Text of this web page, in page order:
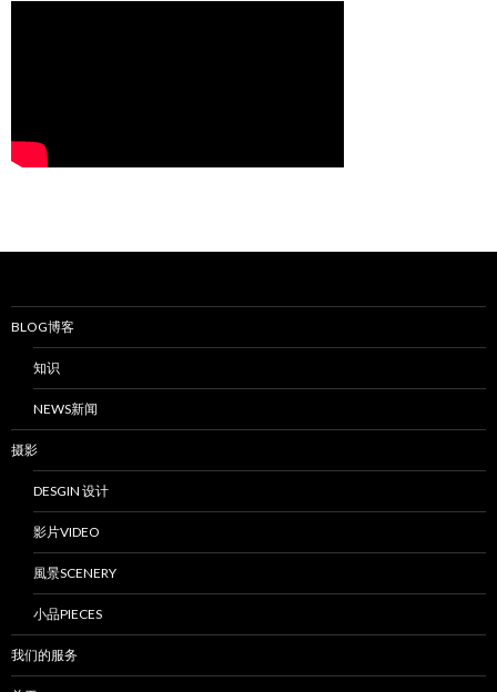
BLOG博客
知识
NEWS新闻
摄影
DESGIN 设计
影片VIDEO
風景SCENERY
小品PIECES
我们的服务